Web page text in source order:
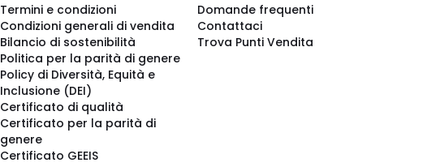
Termini e condizioni
Condizioni generali di vendita
Bilancio di sostenibilità
Politica per la parità di genere
Policy di Diversità, Equità e
Inclusione (DEI)
Certificato di qualità
Certificato per la parità di
genere
Certificato GEEIS
Domande frequenti
Contattaci
Trova Punti Vendita